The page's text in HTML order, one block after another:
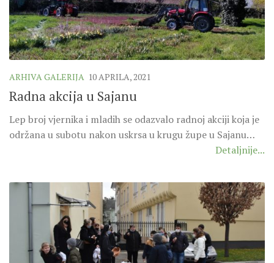
SVEŠTENICI
REDOVNICI
IN MEMORIAM
ŽUPE
SEVERNI DEKANAT
SREDNJI DEKANAT
ARHIVA GALERIJA
SINODA
DEKRET
SINODSKA MOLITVA
ARHIVA GALERIJA 10 APRILA, 2021
Radna akcija u Sajanu
Lep broj vjernika i mladih se odazvalo radnoj akciji koja je
održana u subotu nakon uskrsa u krugu župe u Sajanu…
Detaljnije...